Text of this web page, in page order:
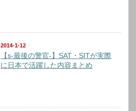
2014-1-12
【s-最後の警官-】SAT・SITが実際
に日本で活躍した内容まとめ